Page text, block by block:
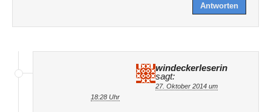
Antworten
windeckerleserin
sagt:
27. Oktober 2014 um
18:28 Uhr